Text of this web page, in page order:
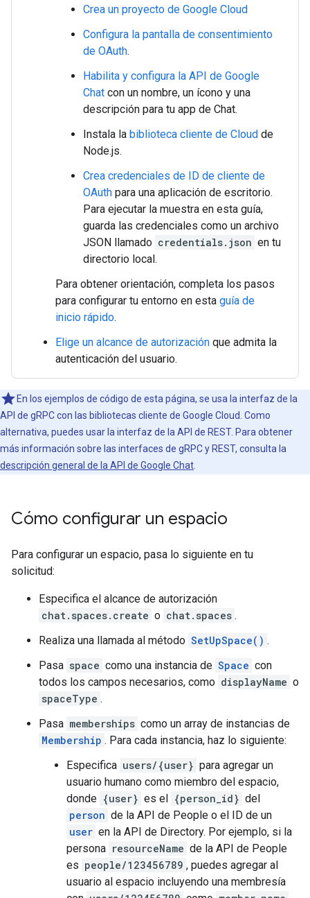
Crea un proyecto de Google Cloud
Configura la pantalla de consentimiento
de OAuth.
Habilita y configura la API de Google
Chat con un nombre, un ícono y una
descripción para tu app de Chat.
Instala la biblioteca cliente de Cloud de
Node.js.
Crea credenciales de ID de cliente de
OAuth para una aplicación de escritorio.
Para ejecutar la muestra en esta guía,
guarda las credenciales como un archivo
JSON llamado credentials.json en tu
directorio local.
Para obtener orientación, completa los pasos
para configurar tu entorno en esta guía de
inicio rápido.
Elige un alcance de autorización que admita la
autenticación del usuario.
En los ejemplos de código de esta página, se usa la interfaz de la
API de gRPC con las bibliotecas cliente de Google Cloud. Como
alternativa, puedes usar la interfaz de la API de REST. Para obtener
más información sobre las interfaces de gRPC y REST, consulta la
descripción general de la API de Google Chat
Cómo configurar un espacio
Para configurar un espacio, pasa lo siguiente en tu
solicitud:
Especifica el alcance de autorización
chat.spaces.create o chat.spaces .
Realiza una llamada al método SetUpSpace() .
Pasa space como una instancia de Space con
todos los campos necesarios, como displayName o
spaceType .
Pasa memberships como un array de instancias de
Membership . Para cada instancia, haz lo siguiente:
Especifica users/{user} para agregar un
usuario humano como miembro del espacio,
donde {user} es el {person_id} del
person de la API de People o el ID de un
user en la API de Directory. Por ejemplo, si la
persona resourceName de la API de People
es people/123456789 , puedes agregar al
usuario al espacio incluyendo una membresía